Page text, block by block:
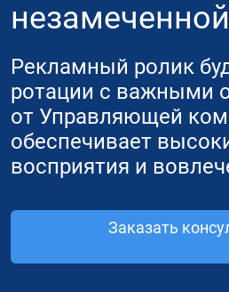
Рекламный ролик
ротации с важными
от Управляющей
обеспечивает
восприятия и
Заказать